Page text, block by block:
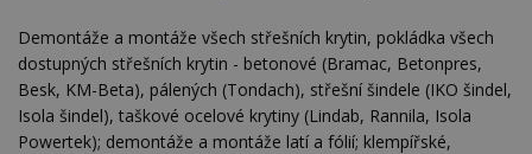
Demontáže a montáže všech střešních krytin, pokládka všech
dostupných střešních krytin - betonové (Bramac, Betonpres,
Besk, KM-Beta), pálených (Tondach), střešní šindele (IKO šindel,
Isola šindel), taškové ocelové krytiny (Lindab, Rannila, Isola
Powertek); demontáže a montáže latí a fólií; klempířské,